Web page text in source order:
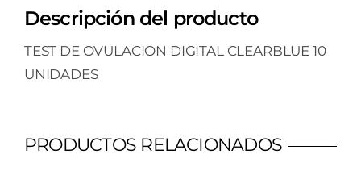
Descripción del producto
TEST DE OVULACION DIGITAL CLEARBLUE 10
UNIDADES
PRODUCTOS RELACIONADOS